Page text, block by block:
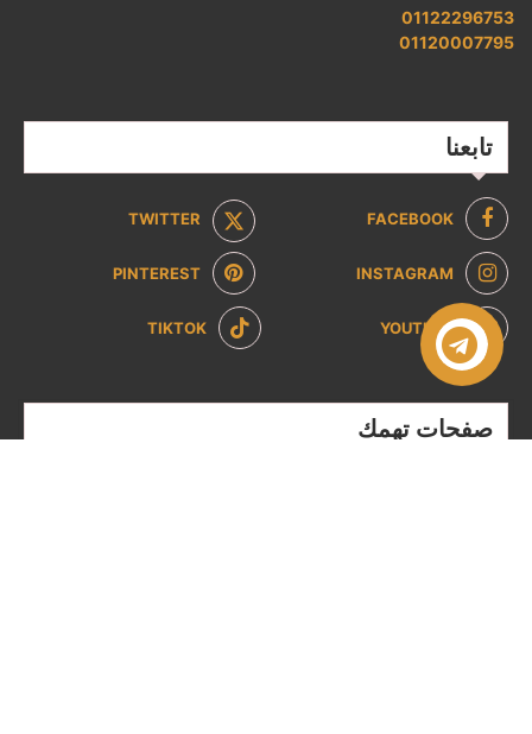
01122296753
01120007795
تابعنا
FACEBOOK
TWITTER
INSTAGRAM
PINTEREST
YOUTUBE
TIKTOK
صفحات تهمك